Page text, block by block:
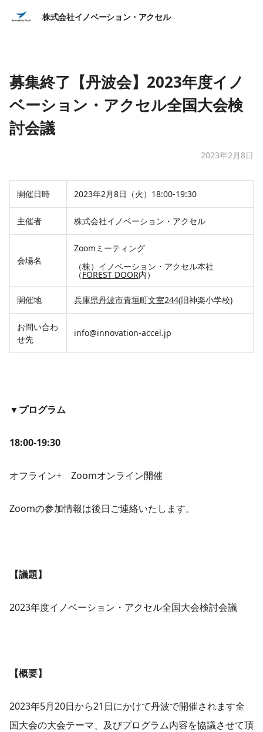
株式会社イノベーション・アクセル
募集終了【丹波会】2023年度イノ
ベーション・アクセル全国大会検
討会議
2023年2月8日
開催日時 2023年2月8日（火）18:00-19:30
主催者 株式会社イノベーション・アクセル
会場名
Zoomミーティング
（株）イノベーション・アクセル本社
（FOREST DOOR内）
開催地 兵庫県丹波市青垣町文室244(旧神楽小学校)
お問い合わ
せ先
info@innovation-accel.jp
▼プログラム
18:00-19:30
オフライン+ Zoomオンライン開催
Zoomの参加情報は後日ご連絡いたします。
【議題】
2023年度イノベーション・アクセル全国大会検討会議
【概要】
2023年5月20日から21日にかけて丹波で開催されます全
国大会の大会テーマ、及びプログラム内容を協議させて頂